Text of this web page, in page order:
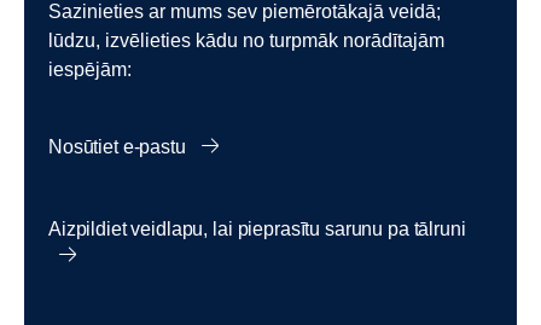
Sazinieties ar mums sev piemērotākajā veidā;
lūdzu, izvēlieties kādu no turpmāk norādītajām
iespējām:
Nosūtiet e-pastu
Aizpildiet veidlapu, lai pieprasītu sarunu pa tālruni